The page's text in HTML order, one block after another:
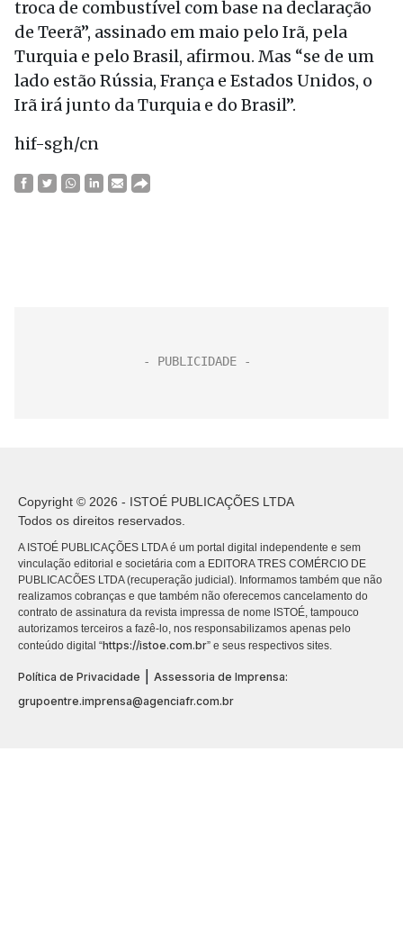
troca de combustível com base na declaração
de Teerã”, assinado em maio pelo Irã, pela
Turquia e pelo Brasil, afirmou. Mas “se de um
lado estão Rússia, França e Estados Unidos, o
Irã irá junto da Turquia e do Brasil”.
hif-sgh/cn
Copyright © 2026 - ISTOÉ PUBLICAÇÕES LTDA
Todos os direitos reservados.
A ISTOÉ PUBLICAÇÕES LTDA é um portal digital independente e sem
vinculação editorial e societária com a EDITORA TRES COMÉRCIO DE
PUBLICACÕES LTDA (recuperação judicial). Informamos também que não
realizamos cobranças e que também não oferecemos cancelamento do
contrato de assinatura da revista impressa de nome ISTOÉ, tampouco
autorizamos terceiros a fazê-lo, nos responsabilizamos apenas pelo
conteúdo digital “https://istoe.com.br” e seus respectivos sites.
Política de Privacidade
Assessoria de Imprensa:
grupoentre.imprensa@agenciafr.com.br